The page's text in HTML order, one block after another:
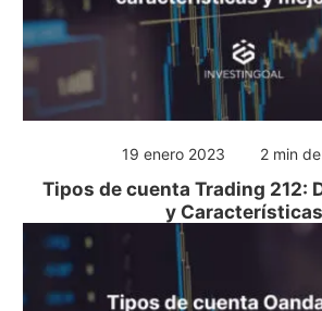
19 enero 2023 2 min
Tipos de cuenta Trading 212:
y Características